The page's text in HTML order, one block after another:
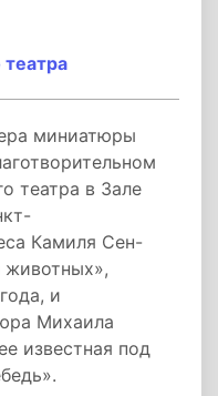
миниатюры
театра в Зале
Камиля Сен-
животных»,
и
Михаила
известная под